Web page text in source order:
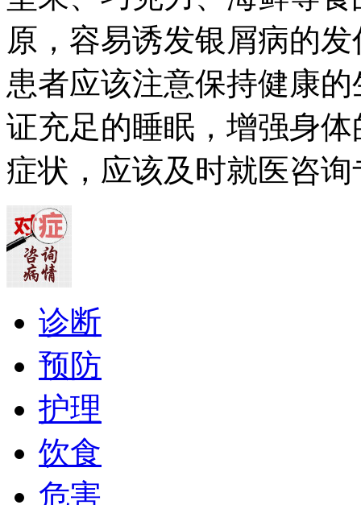
原，容易诱发银屑病的
患者应该注意保持健康
证充足的睡眠，增强身
症状，应该及时就医咨
诊断
预防
护理
饮食
危害